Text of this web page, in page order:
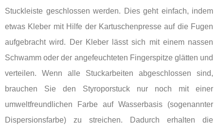
Stuckleiste geschlossen werden. Dies geht einfach, indem
etwas Kleber mit Hilfe der Kartuschenpresse auf die Fugen
aufgebracht wird. Der Kleber lässt sich mit einem nassen
Schwamm oder der angefeuchteten Fingerspitze glätten und
verteilen. Wenn alle Stuckarbeiten abgeschlossen sind,
brauchen Sie den Styroporstuck nur noch mit einer
umweltfreundlichen Farbe auf Wasserbasis (sogenannter
Dispersionsfarbe) zu streichen. Dadurch erhalten die